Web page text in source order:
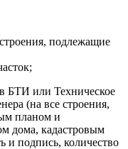
подлежащие
БТИ или Техническое
(на все строения,
планом и
дома, кадастровым
и подпись, количество